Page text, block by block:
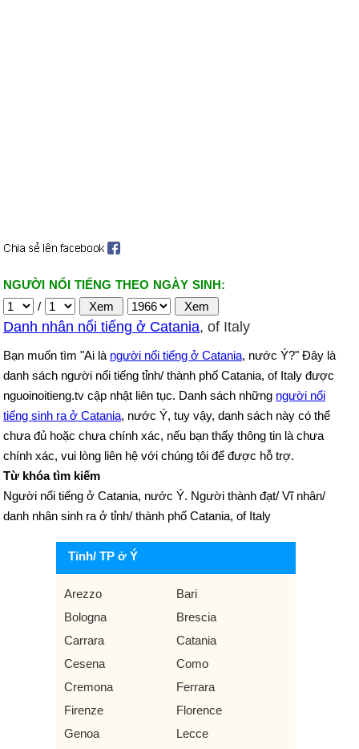
NGƯỜI NỔI TIẾNG THEO NGÀY SINH:
/
Danh nhân nổi tiếng ở Catania, of Italy
Bạn muốn tìm "Ai là người nổi tiếng ở Catania, nước Ý?" Đây là
danh sách người nổi tiếng tỉnh/ thành phố Catania, of Italy được
nguoinoitieng.tv cập nhật liên tục. Danh sách những người nổi
tiếng sinh ra ở Catania, nước Ý, tuy vậy, danh sách này có thể
chưa đủ hoặc chưa chính xác, nếu bạn thấy thông tin là chưa
chính xác, vui lòng liên hệ với chúng tôi để được hỗ trợ.
Từ khóa tìm kiếm
Người nổi tiếng ở Catania, nước Ý. Người thành đạt/ Vĩ nhân/
danh nhân sinh ra ở tỉnh/ thành phố Catania, of Italy
Tỉnh/ TP ở Ý
Arezzo
Bari
Bologna
Brescia
Carrara
Catania
Cesena
Como
Cremona
Ferrara
Firenze
Florence
Genoa
Lecce